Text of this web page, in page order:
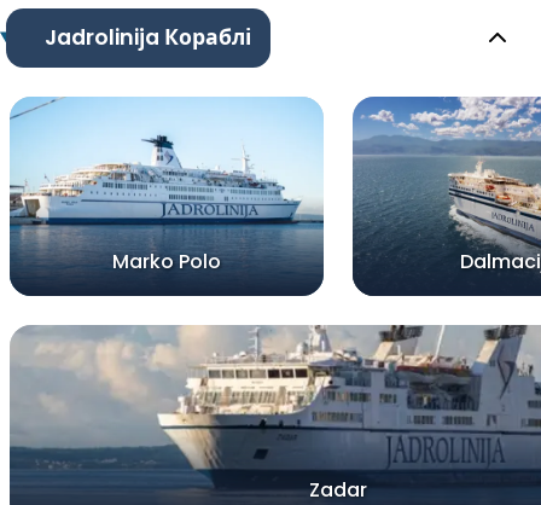
Jadrolinija Кораблі
Marko Polo
Zadar